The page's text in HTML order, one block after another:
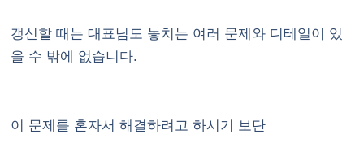
갱신할 때는 대표님도 놓치는 여러 문제와 디테일이 있
을 수 밖에 없습니다.
이 문제를 혼자서 해결하려고 하시기 보단